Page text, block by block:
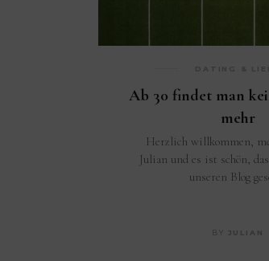
DATING &
Ab 30 findet man
mehr
Herzlich willkommen,
Julian und es ist schön,
unseren Blog
BY JULIAN